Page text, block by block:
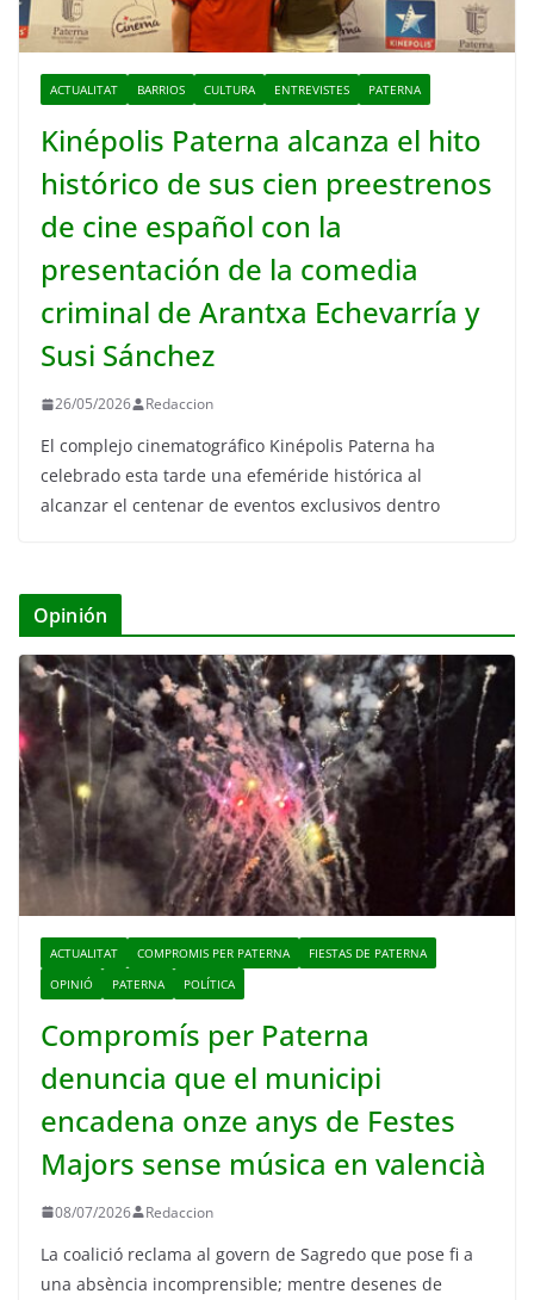
ACTUALITAT BARRIOS CULTURA ENTREVISTES PATERNA
Kinépolis Paterna alcanza el hito
histórico de sus cien preestrenos
de cine español con la
presentación de la comedia
criminal de Arantxa Echevarría y
Susi Sánchez
26/05/2026 Redaccion
El complejo cinematográfico Kinépolis Paterna ha
celebrado esta tarde una efeméride histórica al
alcanzar el centenar de eventos exclusivos dentro
Opinión
ACTUALITAT COMPROMIS PER PATERNA
FIESTAS DE PATERNA
OPINIÓ
PATERNA POLÍTICA
Compromís per Paterna
denuncia que el municipi
encadena onze anys de Festes
Majors sense música en valencià
08/07/2026 Redaccion
La coalició reclama al govern de Sagredo que pose fi a
una absència incomprensible; mentre desenes de